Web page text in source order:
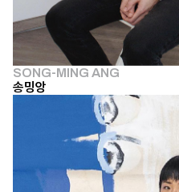
SONG-MING ANG
송밍앙